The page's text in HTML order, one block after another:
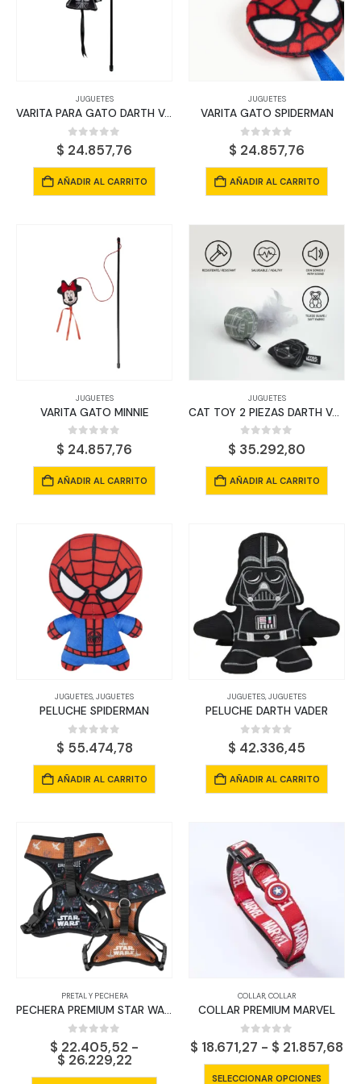
de
JUGUETES
VARITA PARA GATO DARTH VADER
0 out of 5
$ 24.857,76
AÑADIR AL CARRITO
JUGUETES
VARITA GATO SPIDERMAN
0 out of 5
$ 24.857,76
AÑADIR AL CARRITO
JUGUETES
VARITA GATO MINNIE
0 out of 5
$ 24.857,76
AÑADIR AL CARRITO
JUGUETES
CAT TOY 2 PIEZAS DARTH VADER
0 out of 5
$ 35.292,80
AÑADIR AL CARRITO
JUGUETES,JUGUETES
PELUCHE SPIDERMAN
0out of 5
$ 55.474,78
AÑADIR AL CARRITO
JUGUETES,JUGUETES
PELUCHE DARTH VADER
0 out of 5
$ 42.336,45
AÑADIR AL CARRITO
PRETAL Y PECHERA
PECHERA PREMIUM STAR WARS
0out of 5
$ 22.405,52 -
$ 26.229,22Rango
COLLAR,COLLAR
COLLAR PREMIUM MARVEL
0out of 5
$ 18.671,27 - $ 21.857,68
SELECCIONAR OPCIONES